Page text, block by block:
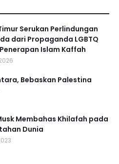
Serukan Perlindungan
dari Propaganda LGBTQ
Islam Kaffah
Bebaskan Palestina
Membahas Khilafah pada
Dunia